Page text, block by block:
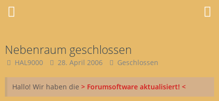
Nebenraum geschlossen
HAL9000 28. April 2006 Geschlossen
Hallo! Wir haben die > Forumsoftware aktualisiert! <